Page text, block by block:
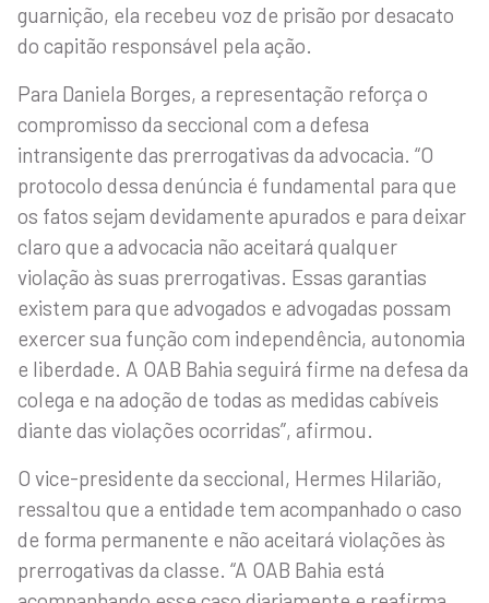
guarnição, ela recebeu voz de prisão por desacato
do capitão responsável pela ação.
Para Daniela Borges, a representação reforça o
compromisso da seccional com a defesa
intransigente das prerrogativas da advocacia. “O
protocolo dessa denúncia é fundamental para que
os fatos sejam devidamente apurados e para deixar
claro que a advocacia não aceitará qualquer
violação às suas prerrogativas. Essas garantias
existem para que advogados e advogadas possam
exercer sua função com independência, autonomia
e liberdade. A OAB Bahia seguirá firme na defesa da
colega e na adoção de todas as medidas cabíveis
diante das violações ocorridas”, afirmou.
O vice-presidente da seccional, Hermes Hilarião,
ressaltou que a entidade tem acompanhado o caso
de forma permanente e não aceitará violações às
prerrogativas da classe. “A OAB Bahia está